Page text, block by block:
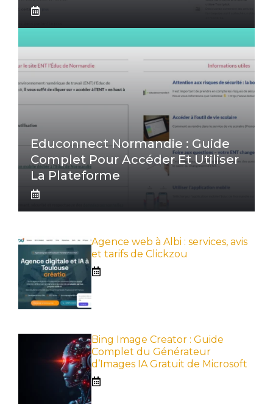
Educonnect Normandie : Guide
Complet Pour Accéder Et Utiliser
La Plateforme
Agence web à Albi : services, avis
et tarifs de Clickzou
Bing Image Creator : Guide
Complet du Générateur
d’Images IA Gratuit de Microsoft